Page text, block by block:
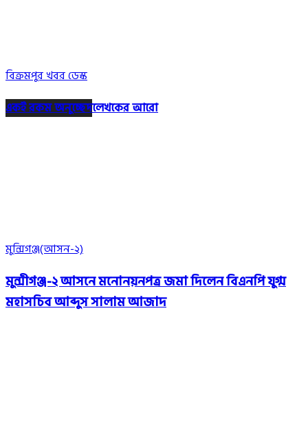
বিক্রমপুর খবর ডেস্ক
একই রকম অনুচ্ছেদলেখকের আরো
মুন্সিগঞ্জ(আসন-২)
মুন্সীগঞ্জ-২ আসনে মনোনয়নপত্র জমা দিলেন বিএনপি যুগ্ম
মহাসচিব আব্দুস সালাম আজাদ